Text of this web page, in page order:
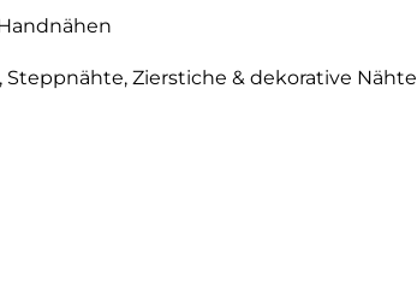
Zierstiche & dekorative Nähte